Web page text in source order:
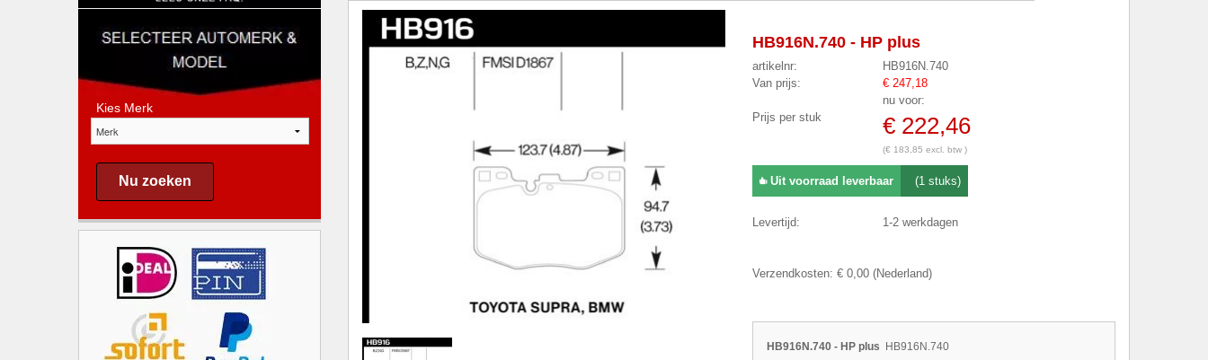
Kies Merk
Nu zoeken
HB916N.740 - HP plus
artikelnr:
HB916N.740
Van prijs:
€ 247,18
nu voor:
Prijs per stuk
€ 222,46
(€ 183,85 excl. btw )
Uit voorraad leverbaar (1 stuks)
Levertijd: 1-2 werkdagen
Verzendkosten: € 0,00 (Nederland)
HB916N.740 - HP plus HB916N.740